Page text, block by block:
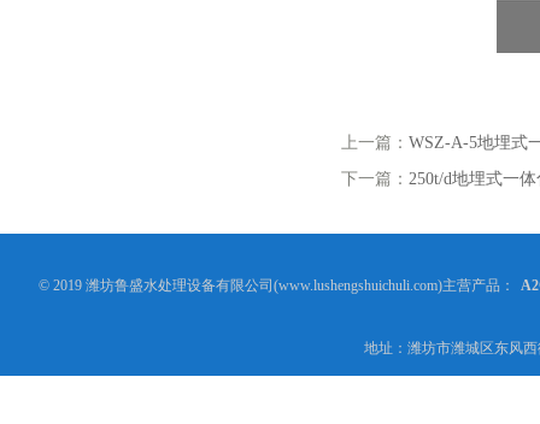
上一篇： WSZ-A-5地埋式
下一篇： 250t/d地埋式一
© 2019 潍坊鲁盛水处理设备有限公司(www.lushengshuichuli.com)主营产品：
地址：潍坊市潍城区东风